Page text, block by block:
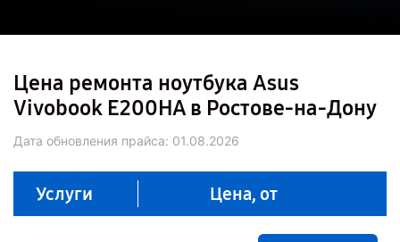
Цена ремонта ноутбука Asus
Vivobook E200HA в Ростове-на-Дону
Дата обновления прайса: 01.08.2026
Услуги Цена, от